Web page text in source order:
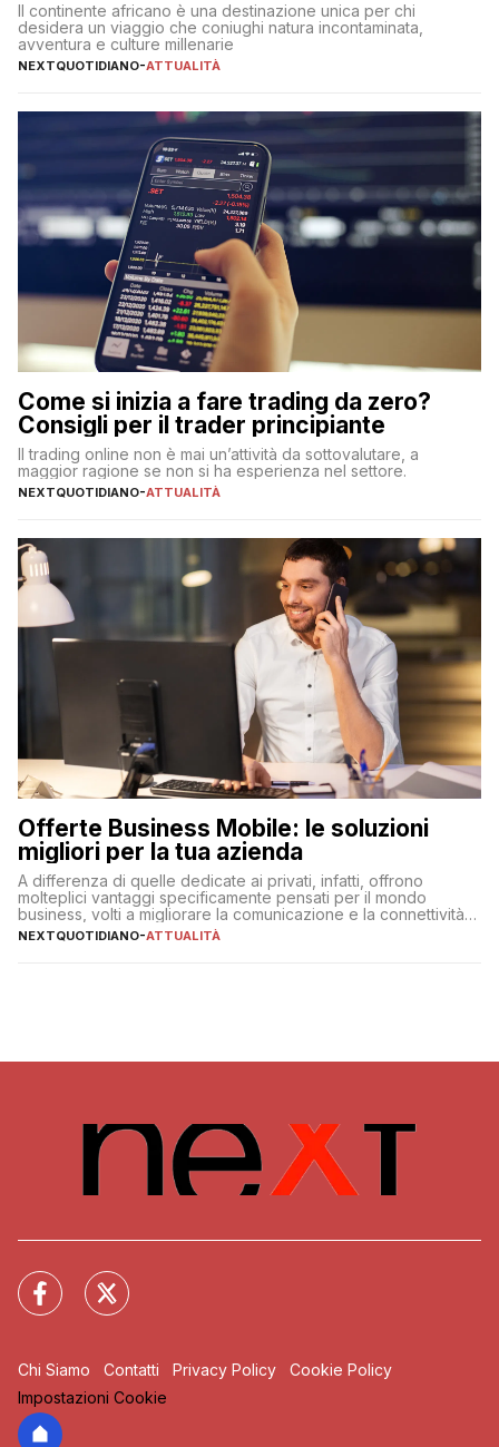
Il continente africano è una destinazione unica per chi
desidera un viaggio che coniughi natura incontaminata,
avventura e culture millenarie
NEXTQUOTIDIANO-ATTUALITÀ
Come si inizia a fare trading da zero?
Consigli per il trader principiante
Il trading online non è mai un’attività da sottovalutare, a
maggior ragione se non si ha esperienza nel settore.
NEXTQUOTIDIANO-ATTUALITÀ
Offerte Business Mobile: le soluzioni
migliori per la tua azienda
A differenza di quelle dedicate ai privati, infatti, offrono
molteplici vantaggi specificamente pensati per il mondo
business, volti a migliorare la comunicazione e la connettività
degli utenti
NEXTQUOTIDIANO-ATTUALITÀ
Chi Siamo Contatti Privacy Policy
Cookie Policy
Impostazioni Cookie